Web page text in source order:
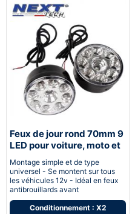
Feux de jour rond 70mm 9
LED pour voiture, moto et
quad - Next-Tech®
Montage simple et de type
universel - Se montent sur tous
les véhicules 12v - Idéal en feux
antibrouillards avant
Conditionnement : X2